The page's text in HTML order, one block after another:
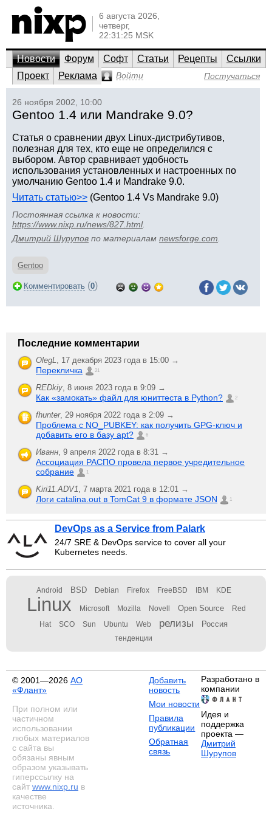
6 августа 2026,
четверг,
22:31:25 MSK
Новости Форум Софт Статьи Рецепты
Ссылки
Проект
Реклама Войти Постучаться
26 ноября 2002, 10:00
Gentoo 1.4 или Mandrake 9.0?
Статья о сравнении двух Linux-дистрибутивов,
полезная для тех, кто еще не определился с
выбором. Автор сравнивает удобность
использования установленных и настроенных по
умолчанию Gentoo 1.4 и Mandrake 9.0.
Читать статью>> (Gentoo 1.4 Vs Mandrake 9.0)
Постоянная ссылка к новости:
https://www.nixp.ru/news/827.html.
Дмитрий Шурупов по материалам newsforge.com
Gentoo
Комментировать (0)
Последние комментарии
OlegL, 17 декабря 2023 года в 15:00 →
Перекличка 21
REDkiy, 8 июня 2023 года в 9:09 →
Как «замокать» файл для юниттеста в Python? 2
fhunter, 29 ноября 2022 года в 2:09 →
Проблема с NO_PUBKEY: как получить GPG-ключ и
добавить его в базу apt?
6
Иванн, 9 апреля 2022 года в 8:31 →
Ассоциация РАСПО провела первое учредительное
собрание
1
Kiri11.ADV1, 7 марта 2021 года в 12:01 →
Логи catalina.out в TomCat 9 в формате JSON 1
DevOps as a Service from Palark
24/7 SRE & DevOps service to cover all your
Kubernetes needs.
Android BSD Debian Firefox FreeBSD IBM KDE
Linux Microsoft Mozilla Novell Open Source Red
Hat SCO Sun Ubuntu Web релизы Россия
тенденции
© 2001—2026 АО
«Флант»
При полном или
частичном
использовании
любых материалов
с сайта вы
обязаны явным
образом указывать
гиперссылку на
сайт www.nixp.ru в
качестве
источника.
Добавить
новость
Мои новости
Правила
публикации
Обратная
связь
Разработано в
компании
Идея и
поддержка
проекта —
Дмитрий
Шурупов